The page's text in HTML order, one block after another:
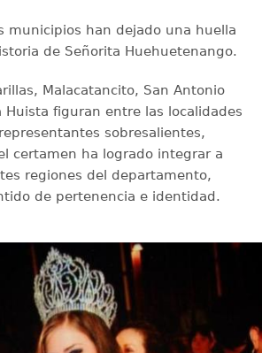
municipios han dejado una huella
de Señorita Huehuetenango.
Malacatancito, San Antonio
Huista figuran entre las localidades
sobresalientes,
certamen ha logrado integrar a
regiones del departamento,
de pertenencia e identidad.